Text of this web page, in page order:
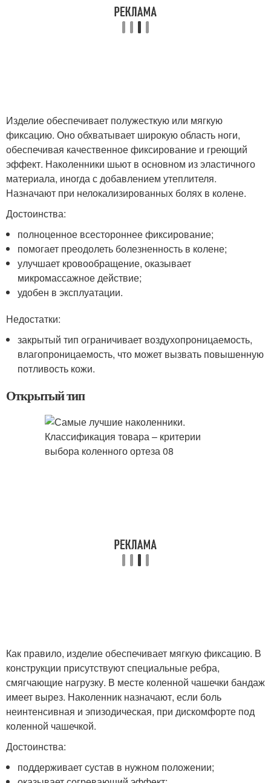
Изделие обеспечивает полужесткую или мягкую
фиксацию. Оно обхватывает широкую область ноги,
обеспечивая качественное фиксирование и греющий
эффект. Наколенники шьют в основном из эластичного
материала, иногда с добавлением утеплителя.
Назначают при нелокализированных болях в колене.
Достоинства:
полноценное всестороннее фиксирование;
помогает преодолеть болезненность в колене;
улучшает кровообращение, оказывает
микромассажное действие;
удобен в эксплуатации.
Недостатки:
закрытый тип ограничивает воздухопроницаемость,
влагопроницаемость, что может вызвать повышенную
потливость кожи.
Открытый тип
Как правило, изделие обеспечивает мягкую фиксацию. В
конструкции присутствуют специальные ребра,
смягчающие нагрузку. В месте коленной чашечки бандаж
имеет вырез. Наколенник назначают, если боль
неинтенсивная и эпизодическая, при дискомфорте под
коленной чашечкой.
Достоинства:
поддерживает сустав в нужном положении;